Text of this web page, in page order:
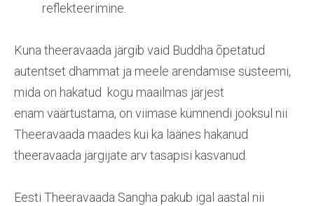
reflekteerimine.
Kuna theeravaada järgib vaid Buddha õpetatud
autentset dhammat ja meele arendamise süsteemi,
mida on hakatud kogu maailmas järjest
enam väärtustama, on viimase kümnendi jooksul nii
Theeravaada maades kui ka läänes hakanud
theeravaada järgijate arv tasapisi kasvanud.
Eesti Theeravaada Sangha pakub igal aastal nii